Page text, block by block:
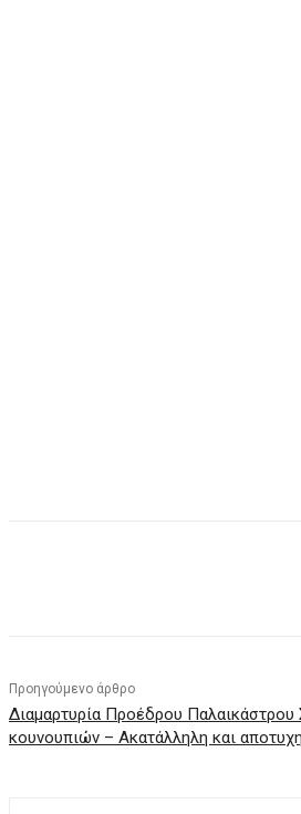
Προηγούμενο άρθρο
Διαμαρτυρία Προέδρου
κουνουπιών – Ακατάλληλη και